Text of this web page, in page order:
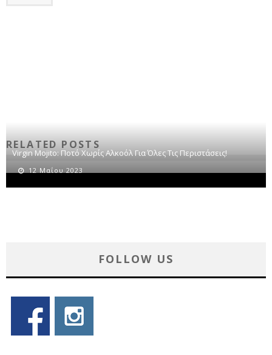
RELATED POSTS
Virgin Mojito: Ποτό Χωρίς Αλκοόλ Για Όλες Τις Περιστάσεις!
12 Μαΐου 2023
FOLLOW US